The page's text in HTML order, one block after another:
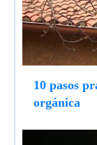
10 pasos
orgánica